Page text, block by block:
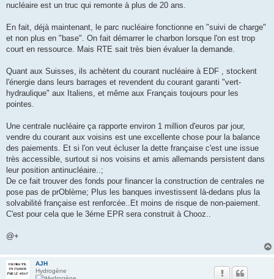
nucléaire est un truc qui remonte à plus de 20 ans.
En fait, déjà maintenant, le parc nucléaire fonctionne en "suivi de charge"
et non plus en "base". On fait démarrer le charbon lorsque l'on est trop
court en ressource. Mais RTE sait très bien évaluer la demande.
Quant aux Suisses, ils achètent du courant nucléaire à EDF , stockent
l'énergie dans leurs barrages et revendent du courant garanti "vert-
hydraulique" aux Italiens, et même aux Français toujours pour les
pointes.
Une centrale nucléaire ça rapporte environ 1 million d'euros par jour,
vendre du courant aux voisins est une excellente chose pour la balance
des paiements. Et si l'on veut écluser la dette française c'est une issue
très accessible, surtout si nos voisins et amis allemands persistent dans
leur position antinucléaire..;
De ce fait trouver des fonds pour financer la construction de centrales ne
pose pas de prOblème; Plus les banques investissent là-dedans plus la
solvabilité française est renforcée..Et moins de risque de non-paiement.
C'est pour cela que le 3éme EPR sera construit à Chooz..
@+
AJH
Hydrogène